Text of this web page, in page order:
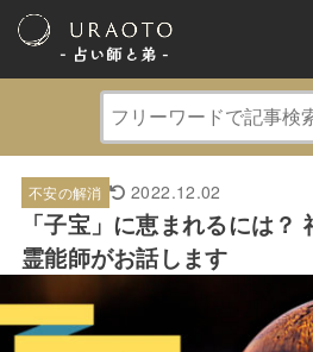
- 占い師と弟 ‐
不安の解消 2022.12.02
「子宝」に恵まれるには？
霊能師がお話します